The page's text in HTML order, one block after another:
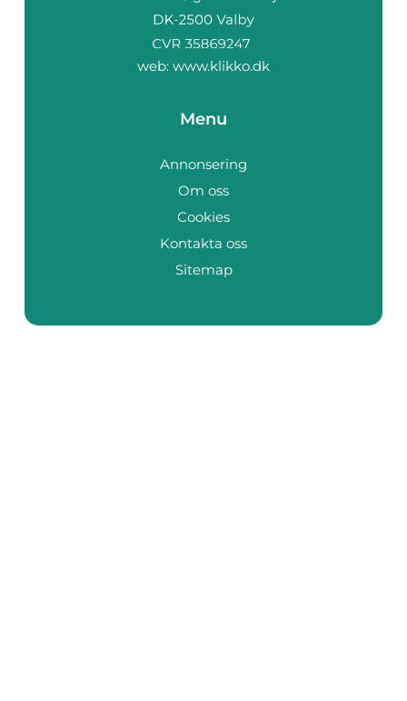
web: www.klikko.dk
Menu
Annonsering
Om oss
Cookies
Kontakta oss
Sitemap